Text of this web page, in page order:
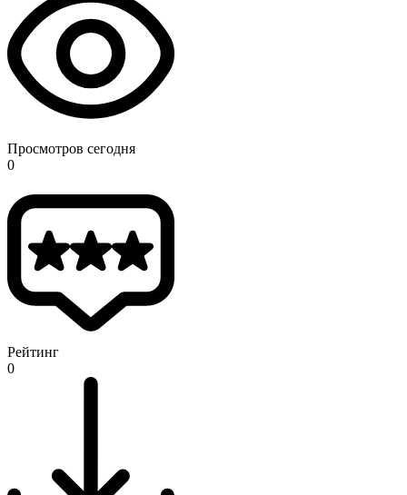
Просмотров сегодня
0
Рейтинг
0